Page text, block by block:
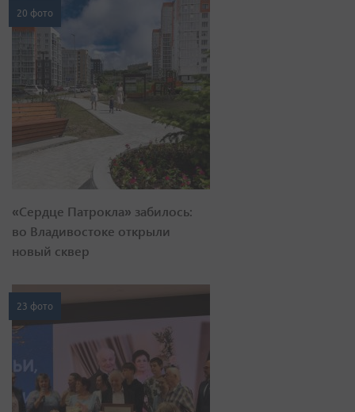
20 фото
«Сердце Патрокла» забилось:
во Владивостоке открыли
новый сквер
23 фото